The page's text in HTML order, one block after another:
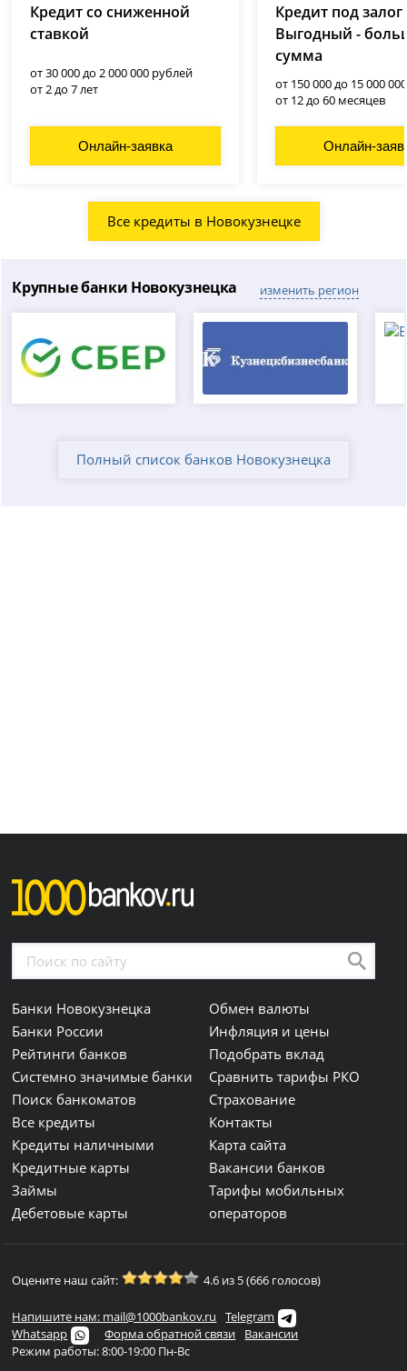
Кредит со сниженной
ставкой
от 30 000 до 2 000 000 рублей
от 2 до 7 лет
Онлайн-заявка
Кредит под залог
Выгодный -
сумма
от 150 000 до 15 000
от 12 до 60 месяцев
Онлайн-
Все кредиты в Новокузнецке
Крупные банки Новокузнецка изменить регион
Полный список банков Новокузнецка
Банки Новокузнецка
Банки России
Рейтинги банков
Системно значимые банки
Поиск банкоматов
Все кредиты
Кредиты наличными
Кредитные карты
Займы
Дебетовые карты
Обмен валюты
Инфляция и цены
Подобрать вклад
Сравнить тарифы РКО
Страхование
Контакты
Карта сайта
Вакансии банков
Тарифы мобильных
операторов
Оцените наш сайт: 4.6 из 5 (666 голосов)
Напишите нам: mail@1000bankov.ru
Telegram
Whatsapp
Форма обратной связи
Вакансии
Режим работы: 8:00-19:00 Пн-Вс